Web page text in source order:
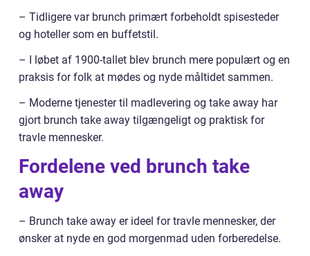
– Tidligere var brunch primært forbeholdt spisesteder
og hoteller som en buffetstil.
– I løbet af 1900-tallet blev brunch mere populært og en
praksis for folk at mødes og nyde måltidet sammen.
– Moderne tjenester til madlevering og take away har
gjort brunch take away tilgængeligt og praktisk for
travle mennesker.
Fordelene ved brunch take
away
– Brunch take away er ideel for travle mennesker, der
ønsker at nyde en god morgenmad uden forberedelse.